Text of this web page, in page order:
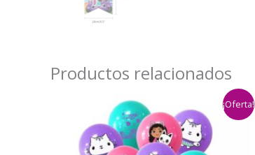
Productos relacionados
¡Oferta!